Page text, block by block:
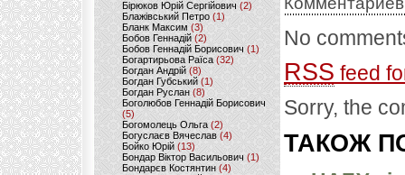
Бірюков Юрій Сергійович (2)
Блажівський Петро (1)
Бланк Максим(3)
Бобов Геннадій (2)
Бобов Геннадій Борисович (1)
Богартирьова Раїса (32)
Богдан Андрій(8)
Богдан Губський (1)
Богдан Руслан(8)
Боголюбов Геннадій Борисович
(5)
Богомолець Ольга (2)
Богуслаєв Вячеслав (4)
Бойко Юрій (13)
Бондар Віктор Васильович (1)
Бондарєв Костянтин (4)
No
RSS feed
Sorry, the
ТАКОЖ